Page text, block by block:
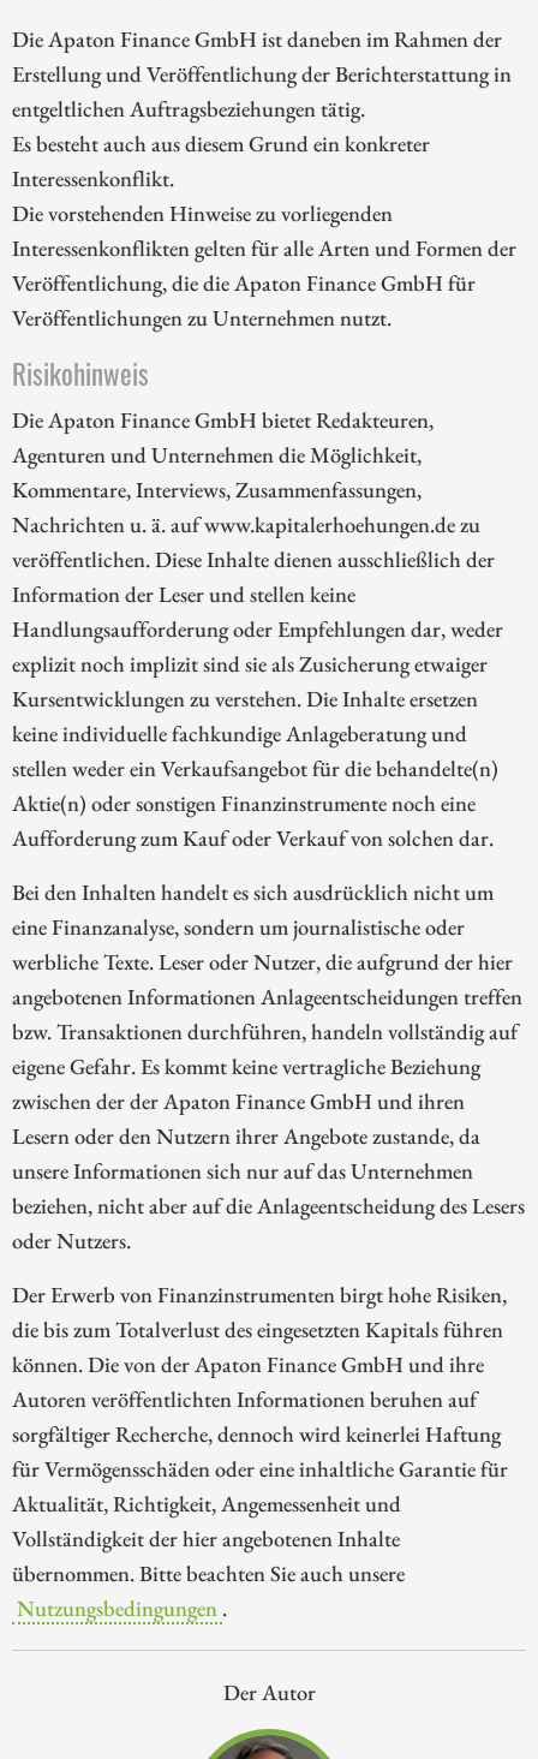
Die Apaton Finance GmbH ist daneben im Rahmen der
Erstellung und Veröffentlichung der Berichterstattung in
entgeltlichen Auftragsbeziehungen tätig.
Es besteht auch aus diesem Grund ein konkreter
Interessenkonflikt.
Die vorstehenden Hinweise zu vorliegenden
Interessenkonflikten gelten für alle Arten und Formen der
Veröffentlichung, die die Apaton Finance GmbH für
Veröffentlichungen zu Unternehmen nutzt.
Risikohinweis
Die Apaton Finance GmbH bietet Redakteuren,
Agenturen und Unternehmen die Möglichkeit,
Kommentare, Interviews, Zusammenfassungen,
Nachrichten u. ä. auf www.kapitalerhoehungen.de zu
veröffentlichen. Diese Inhalte dienen ausschließlich der
Information der Leser und stellen keine
Handlungsaufforderung oder Empfehlungen dar, weder
explizit noch implizit sind sie als Zusicherung etwaiger
Kursentwicklungen zu verstehen. Die Inhalte ersetzen
keine individuelle fachkundige Anlageberatung und
stellen weder ein Verkaufsangebot für die behandelte(n)
Aktie(n) oder sonstigen Finanzinstrumente noch eine
Aufforderung zum Kauf oder Verkauf von solchen dar.
Bei den Inhalten handelt es sich ausdrücklich nicht um
eine Finanzanalyse, sondern um journalistische oder
werbliche Texte. Leser oder Nutzer, die aufgrund der hier
angebotenen Informationen Anlageentscheidungen treffen
bzw. Transaktionen durchführen, handeln vollständig auf
eigene Gefahr. Es kommt keine vertragliche Beziehung
zwischen der der Apaton Finance GmbH und ihren
Lesern oder den Nutzern ihrer Angebote zustande, da
unsere Informationen sich nur auf das Unternehmen
beziehen, nicht aber auf die Anlageentscheidung des Lesers
oder Nutzers.
Der Erwerb von Finanzinstrumenten birgt hohe Risiken,
die bis zum Totalverlust des eingesetzten Kapitals führen
können. Die von der Apaton Finance GmbH und ihre
Autoren veröffentlichten Informationen beruhen auf
sorgfältiger Recherche, dennoch wird keinerlei Haftung
für Vermögensschäden oder eine inhaltliche Garantie für
Aktualität, Richtigkeit, Angemessenheit und
Vollständigkeit der hier angebotenen Inhalte
übernommen. Bitte beachten Sie auch unsere
Nutzungsbedingungen .
Der Autor